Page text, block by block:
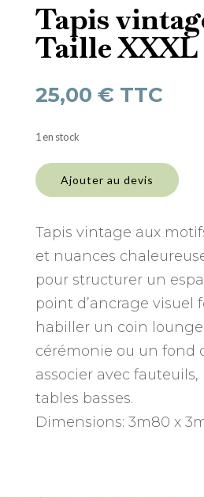
Tapis
Taille XXXL
25,00 € TTC
1 en stock
de
Tapis
–
XXXL
Ajouter au devis
Tapis vintage aux
et nuances
pour structurer un
point d’ancrage visuel
habiller un coin
cérémonie ou un fond
associer avec fauteuils,
tables basses.
Dimensions: 3m80 x